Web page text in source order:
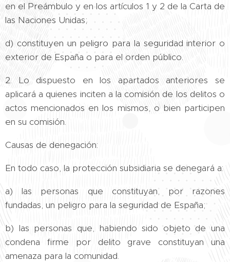
en el Preámbulo y en los artículos 1 y 2 de la Carta de
las Naciones Unidas;
d) constituyen un peligro para la seguridad interior o
exterior de España o para el orden público.
2. Lo dispuesto en los apartados anteriores se
aplicará a quienes inciten a la comisión de los delitos o
actos mencionados en los mismos, o bien participen
en su comisión.
Causas de denegación:
En todo caso, la protección subsidiaria se denegará a:
a) las personas que constituyan, por razones
fundadas, un peligro para la seguridad de España;
b) las personas que, habiendo sido objeto de una
condena firme por delito grave constituyan una
amenaza para la comunidad.